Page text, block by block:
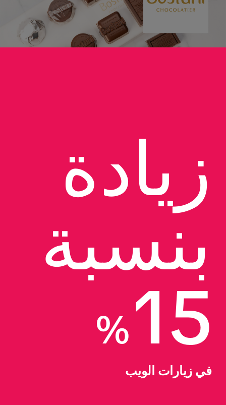
15
%
في زيارات الويب